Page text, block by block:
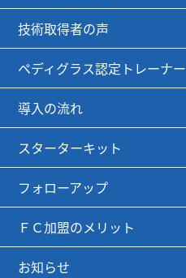
技術取得者の声
ペディグラス認定トレーナー
導入の流れ
スターターキット
フォローアップ
ＦＣ加盟のメリット
お知らせ